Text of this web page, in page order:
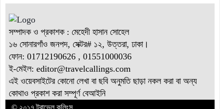
সম্পাদক ও প্রকাশক : মেহেদী হাসান সোহেল
১৬ সোনারগাঁও জনপদ, সেক্টর# ১২, উত্তরা, ঢাকা।
ফোন: 01712190626 , 01551000036
ই-মেইল: editor@travelcallings.com
এই ওয়েবসাইটের কোনো লেখা বা ছবি অনুমতি ছাড়া নকল করা বা অন্য
কোথাও প্রকাশ করা সম্পূর্ণ বেআইনি